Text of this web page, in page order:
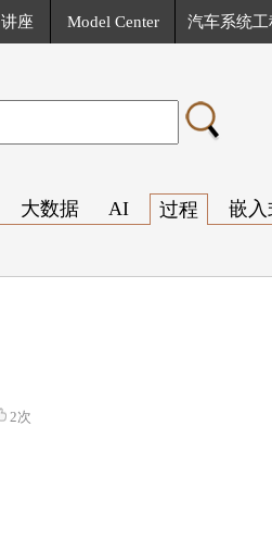
讲座 Model Center 汽车系统工
大数据 AI 过程 嵌入
2次